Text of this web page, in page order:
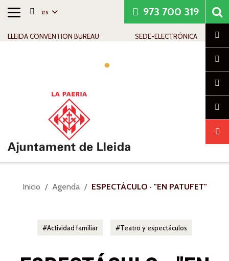
Alternar
es
LLEIDA CONVENTION BUREAU SEDE-ELECTRÓNICA
973 700 319
Usted
Inicio Agenda ESPECTÁCULO · "EN PATUFET"
Actividad familiar Teatro y espectáculos